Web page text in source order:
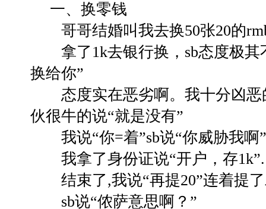
一、换零钱
哥哥结婚叫我去换50张20的
拿了1k去银行换，sb态度极其
换给你”
态度实在恶劣啊。我十分凶恶
伙很牛的说“就是没有”
我说“你=着”sb说“你威胁我啊”
我拿了身份证说“开户，存1k”.
结束了,我说“再提20”连着提了
sb说“侬萨意思啊？”